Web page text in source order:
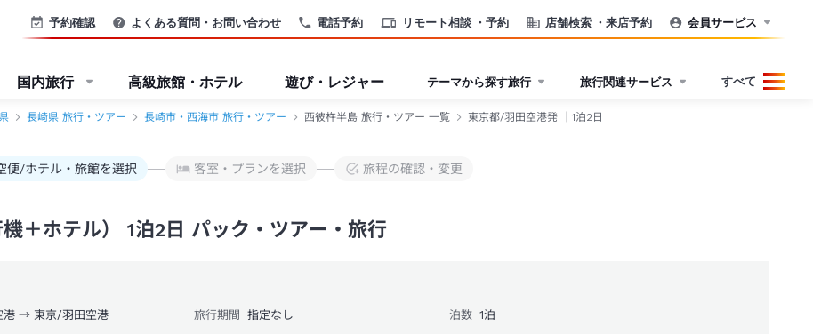
電話予約 リモート相談 ・予約 店舗検索 ・来店予約
予約確認 よくある質問・お問い合わせ 会員サービス
国内旅行 高級旅館・ホテル 遊び・レジャー テーマから探す旅行 旅行関連サービス すべて
長崎県 旅行・ツアー 長崎市・西海市 旅行・ツアー 西彼杵半島 旅行・ツアー 一覧 東京都/羽田空港発 ｜1泊2日
便/ホテル・旅館を選択 客室・プランを選択 旅程の確認・変更
＋ホテル） 1泊2日 パック・ツアー・旅行
港 → 東京/羽田空港 旅行期間 指定なし 泊数 1泊